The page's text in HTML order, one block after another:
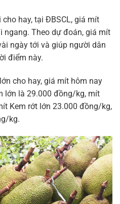
hay, tại ĐBSCL, giá mít
Theo dự đoán, giá mít
ngày tới và giúp người dân
điểm này.
cho hay, giá mít hôm nay
lớn là 29.000 đồng/kg, mít
Kem rớt lớn 23.000 đồng/kg,
kg.